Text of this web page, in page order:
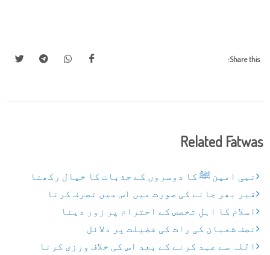
Share this:
Related Fatwas
نبیِ امین ﷺ کا دوسروں کے جذبات کا خیال رکھنا
قبر بھر جانے کی صورت میں اس میں تصرف کرنا
اسلام کا اہلِ تخصص کے احترام پر زور دینا
نصف شعبان کی رات کی فضیلت پر دلائل
اللہ سے عہد کرنے کے بعد اس کی خلاف ورزی کرنا